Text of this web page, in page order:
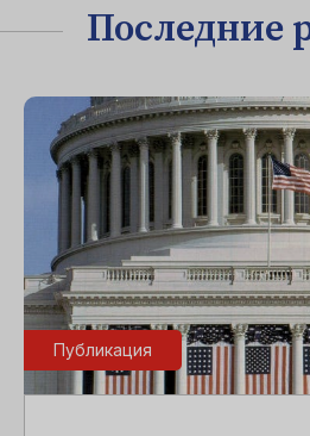
Последние
Публикация